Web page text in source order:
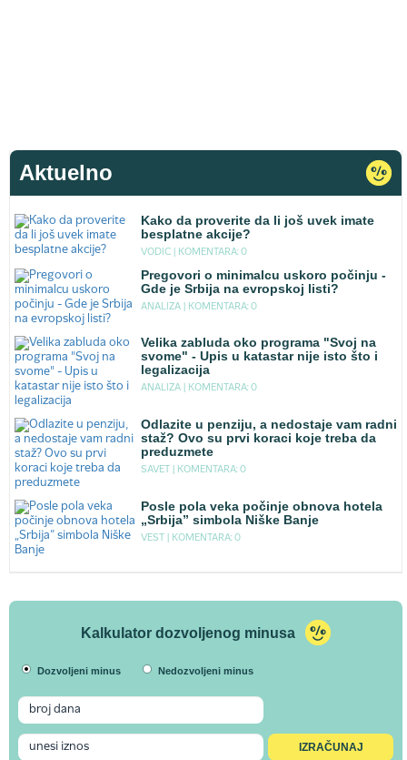
Aktuelno
Kako da proverite da li još uvek imate
besplatne akcije?
VODIC | KOMENTARA: 0
Pregovori o minimalcu uskoro počinju -
Gde je Srbija na evropskoj listi?
ANALIZA | KOMENTARA: 0
Velika zabluda oko programa "Svoj na
svome" - Upis u katastar nije isto što i
legalizacija
ANALIZA | KOMENTARA: 0
Odlazite u penziju, a nedostaje vam radni
staž? Ovo su prvi koraci koje treba da
preduzmete
SAVET | KOMENTARA: 0
Posle pola veka počinje obnova hotela
„Srbija” simbola Niške Banje
VEST | KOMENTARA: 0
Kalkulator dozvoljenog minusa
Dozvoljeni minus Nedozvoljeni minus